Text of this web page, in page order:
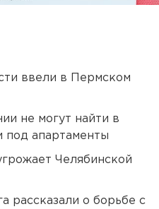
ввели в Пермском
не могут найти в
под апартаменты
Челябинской
рассказали о борьбе с